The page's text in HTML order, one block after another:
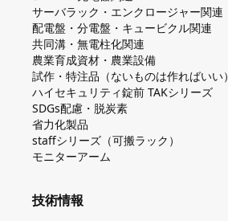
サーバラック・エンクロージャー関連
配電盤・分電盤・キュービクル関連
共同溝・無電柱化関連
農業育成資材・農業設備
試作・特注品（ないものは作ればいい）
ハイセキュリティ錠前 TAKシリーズ
SDGs配慮・脱炭素
省力化製品
staffシリーズ（可搬ラック）
モニターアーム
技術情報